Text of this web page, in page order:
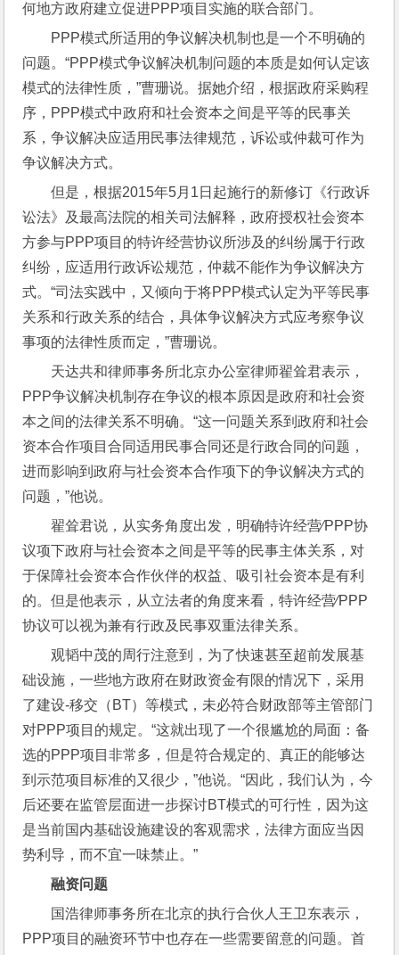
何地方政府建立促进PPP项目实施的联合部门。
PPP模式所适用的争议解决机制也是一个不明确的
问题。“PPP模式争议解决机制问题的本质是如何认定该
模式的法律性质，”曹珊说。据她介绍，根据政府采购程
序，PPP模式中政府和社会资本之间是平等的民事关
系，争议解决应适用民事法律规范，诉讼或仲裁可作为
争议解决方式。
但是，根据2015年5月1日起施行的新修订《行政诉
讼法》及最高法院的相关司法解释，政府授权社会资本
方参与PPP项目的特许经营协议所涉及的纠纷属于行政
纠纷，应适用行政诉讼规范，仲裁不能作为争议解决方
式。“司法实践中，又倾向于将PPP模式认定为平等民事
关系和行政关系的结合，具体争议解决方式应考察争议
事项的法律性质而定，”曹珊说。
天达共和律师事务所北京办公室律师翟耸君表示，
PPP争议解决机制存在争议的根本原因是政府和社会资
本之间的法律关系不明确。“这一问题关系到政府和社会
资本合作项目合同适用民事合同还是行政合同的问题，
进而影响到政府与社会资本合作项下的争议解决方式的
问题，”他说。
翟耸君说，从实务角度出发，明确特许经营⁄PPP协
议项下政府与社会资本之间是平等的民事主体关系，对
于保障社会资本合作伙伴的权益、吸引社会资本是有利
的。但是他表示，从立法者的角度来看，特许经营⁄PPP
协议可以视为兼有行政及民事双重法律关系。
观韬中茂的周行注意到，为了快速甚至超前发展基
础设施，一些地方政府在财政资金有限的情况下，采用
了建设-移交（BT）等模式，未必符合财政部等主管部门
对PPP项目的规定。“这就出现了一个很尴尬的局面：备
选的PPP项目非常多，但是符合规定的、真正的能够达
到示范项目标准的又很少，”他说。“因此，我们认为，今
后还要在监管层面进一步探讨BT模式的可行性，因为这
是当前国内基础设施建设的客观需求，法律方面应当因
势利导，而不宜一味禁止。”
融资问题
国浩律师事务所在北京的执行合伙人王卫东表示，
PPP项目的融资环节中也存在一些需要留意的问题。首